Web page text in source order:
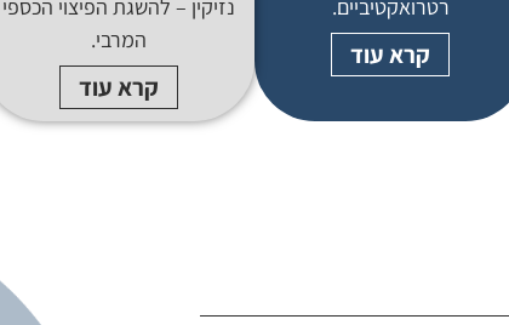
רטרואקטיביים.
קרא עוד
נזיקין – להשגת הפיצוי הכספי
המרבי.
קרא עוד